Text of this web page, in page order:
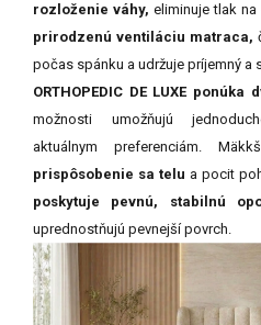
rozloženie váhy, eliminuje tlak
prirodzenú ventiláciu matraca,
počas spánku a udržuje príjemný a
ORTHOPEDIC DE LUXE
možnosti umožňujú
aktuálnym preferenciám.
prispôsobenie sa telu a pocit
poskytuje pevnú, stabilnú
uprednostňujú pevnejší povrch.